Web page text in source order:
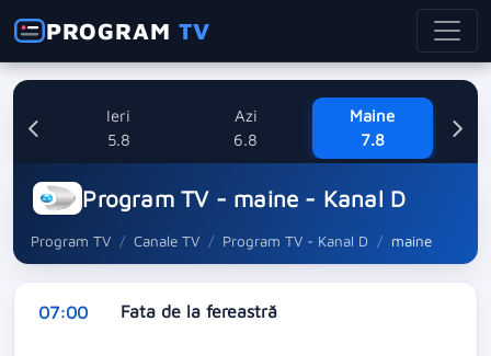
PROGRAMTV
Ieri
5.8
Azi
6.8
Maine
7.8
Program TV - maine - Kanal D
Program TV Canale TV Program TV - Kanal D maine
07:00 Fata de la fereastră